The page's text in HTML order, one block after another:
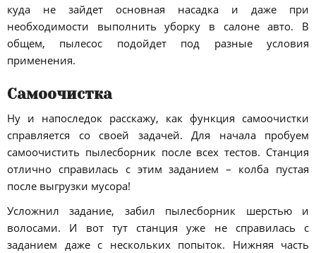
куда не зайдет основная насадка и даже при
необходимости выполнить уборку в салоне авто. В
общем, пылесос подойдет под разные условия
применения.
Самоочистка
Ну и напоследок расскажу, как функция самоочистки
справляется со своей задачей. Для начала пробуем
самоочистить пылесборник после всех тестов. Станция
отлично справилась с этим заданием – колба пустая
после выгрузки мусора!
Усложнил задание, забил пылесборник шерстью и
волосами. И вот тут станция уже не справилась с
заданием даже с нескольких попыток. Нижняя часть